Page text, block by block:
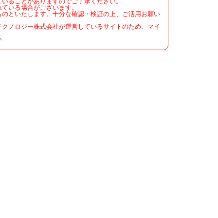
いる場合がございます。
といたします。十分な確認・検証の上、ご活用お願い
ノロジー株式会社が運営しているサイトのため、マイ